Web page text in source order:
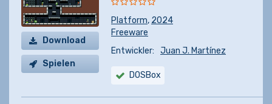
Download
Spielen
Platform, 2024
Freeware
Entwickler:
Juan J. Martínez
DOSBox